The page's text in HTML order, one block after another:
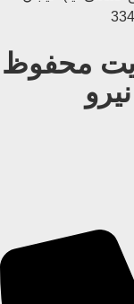
محفوظ